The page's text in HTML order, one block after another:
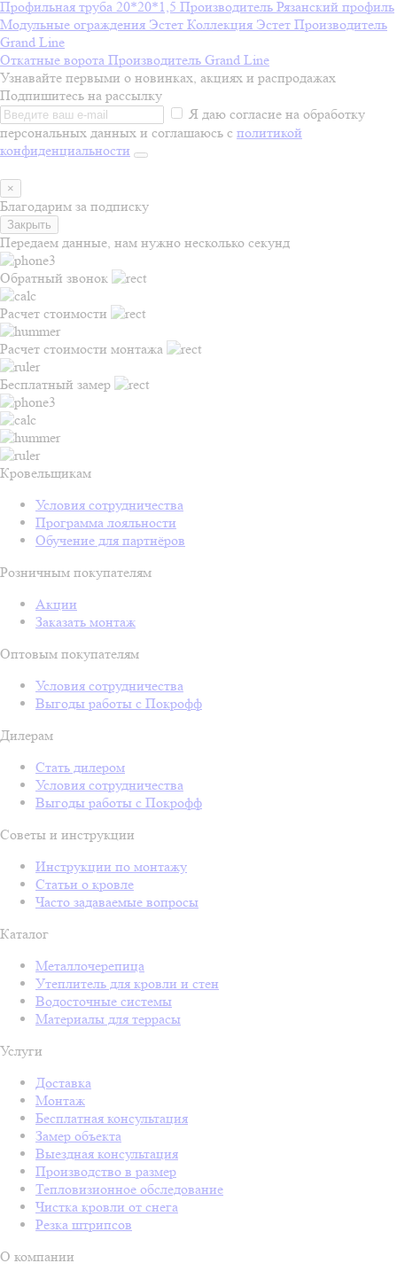
Профильная труба 20*20*1,5 Производитель Рязанский профиль
Модульные ограждения Эстет Коллекция Эстет Производитель
Grand Line
Откатные ворота Производитель Grand Line
Узнавайте первыми о новинках, акциях и распродажах
Подпишитесь на рассылку
Я даю согласие на обработку
персональных данных и соглашаюсь с политикой
конфиденциальности
×
Благодарим за подписку
Закрыть
Передаем данные, нам нужно несколько секунд
Обратный звонок
Расчет стоимости
Расчет стоимости монтажа
Бесплатный замер
Кровельщикам
Условия сотрудничества
Программа лояльности
Обучение для партнёров
Розничным покупателям
Акции
Заказать монтаж
Оптовым покупателям
Условия сотрудничества
Выгоды работы с Покрофф
Дилерам
Стать дилером
Условия сотрудничества
Выгоды работы с Покрофф
Советы и инструкции
Инструкции по монтажу
Статьи о кровле
Часто задаваемые вопросы
Каталог
Металлочерепица
Утеплитель для кровли и стен
Водосточные системы
Материалы для террасы
Услуги
Доставка
Монтаж
Бесплатная консультация
Замер объекта
Выездная консультация
Производство в размер
Тепловизионное обследование
Чистка кровли от снега
Резка штрипсов
О компании